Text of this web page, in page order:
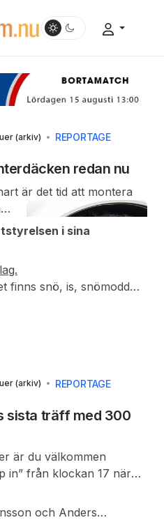
(arkiv) REPORTAGE
redan nu
är det tid att montera
kön
i sina
finns snö, is, snömodd
(arkiv) REPORTAGE
sista träff med 300
är du välkommen
in” från klockan 17 när
och Anders